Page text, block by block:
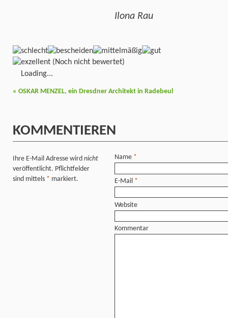
Ilona Rau
(Noch nicht bewertet)
Loading...
« OSKAR MENZEL, ein Dresdner Architekt in Radebeul
KOMMENTIEREN
Ihre E-Mail Adresse wird nicht
veröffentlicht. Pflichtfelder
sind mittels * markiert.
Name *
E-Mail *
Website
Kommentar